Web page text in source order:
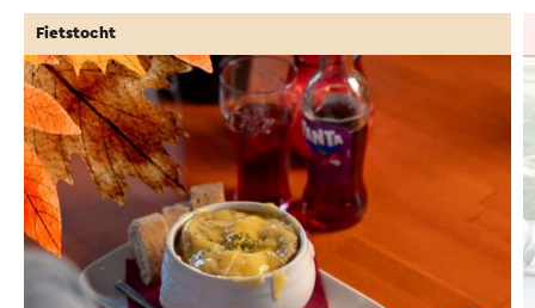
Fietstocht